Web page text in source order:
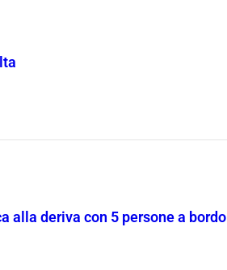
alla deriva con 5 persone a bordo